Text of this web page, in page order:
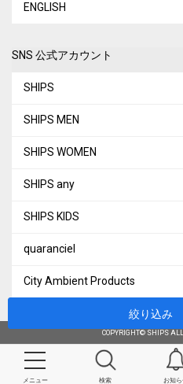
メニュー 検索 お知ら
絞り込み
ENGLISH
SNS 公式アカウント
SHIPS
SHIPS MEN
SHIPS WOMEN
SHIPS any
SHIPS KIDS
quaranciel
City Ambient Products
COPYRIGHT© SHIPS